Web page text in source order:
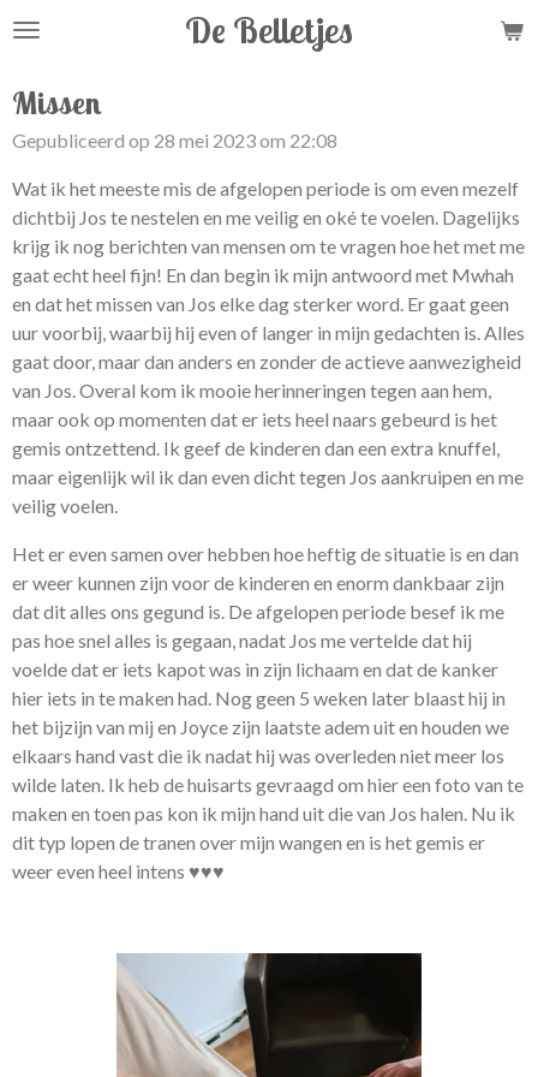
Ga
de
hoofdinhoud
De Belletjes
Missen
Gepubliceerd op 28 mei 2023 om 22:08
Wat ik het meeste mis de afgelopen periode is om even mezelf
dichtbij Jos te nestelen en me veilig en oké te voelen. Dagelijks
krijg ik nog berichten van mensen om te vragen hoe het met me
gaat echt heel fijn! En dan begin ik mijn antwoord met Mwhah
en dat het missen van Jos elke dag sterker word. Er gaat geen
uur voorbij, waarbij hij even of langer in mijn gedachten is. Alles
gaat door, maar dan anders en zonder de actieve aanwezigheid
van Jos. Overal kom ik mooie herinneringen tegen aan hem,
maar ook op momenten dat er iets heel naars gebeurd is het
gemis ontzettend. Ik geef de kinderen dan een extra knuffel,
maar eigenlijk wil ik dan even dicht tegen Jos aankruipen en me
veilig voelen.
Het er even samen over hebben hoe heftig de situatie is en dan
er weer kunnen zijn voor de kinderen en enorm dankbaar zijn
dat dit alles ons gegund is. De afgelopen periode besef ik me
pas hoe snel alles is gegaan, nadat Jos me vertelde dat hij
voelde dat er iets kapot was in zijn lichaam en dat de kanker
hier iets in te maken had. Nog geen 5 weken later blaast hij in
het bijzijn van mij en Joyce zijn laatste adem uit en houden we
elkaars hand vast die ik nadat hij was overleden niet meer los
wilde laten. Ik heb de huisarts gevraagd om hier een foto van te
maken en toen pas kon ik mijn hand uit die van Jos halen. Nu ik
dit typ lopen de tranen over mijn wangen en is het gemis er
weer even heel intens ♥♥♥